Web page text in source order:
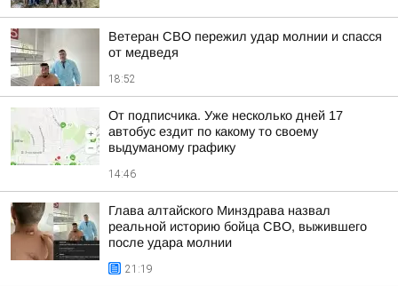
Ветеран СВО пережил удар молнии и спасся
от медведя
18:52
От подписчика. Уже несколько дней 17
автобус ездит по какому то своему
выдуманому графику
14:46
Глава алтайского Минздрава назвал
реальной историю бойца СВО, выжившего
после удара молнии
21:19